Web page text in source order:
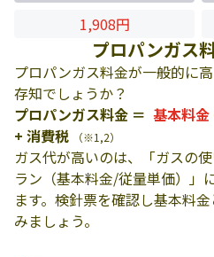
1,908円
プロパンガス
プロパンガス料金が一般的に
存知でしょうか？
プロパンガス料金 ＝ 基本料金
+ 消費税
（※1,2）
ガス代が高いのは、「ガスの
ラン（基本料金/従量単価）」
ます。検針票を確認し基本料
みましょう。